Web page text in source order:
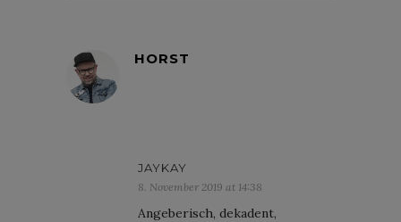
HORST
JAYKAY
8. November 2019 at 14:38
Angeberisch, dekadent,